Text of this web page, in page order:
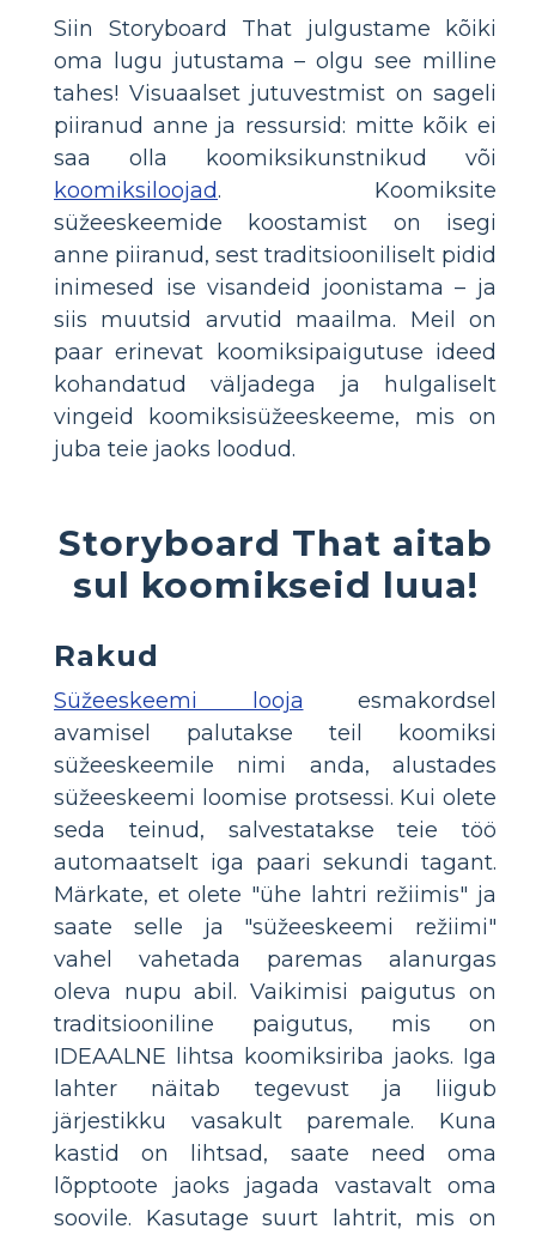
Siin Storyboard That julgustame kõiki
oma lugu jutustama – olgu see milline
tahes! Visuaalset jutuvestmist on sageli
piiranud anne ja ressursid: mitte kõik ei
saa olla koomiksikunstnikud või
koomiksiloojad. Koomiksite
süžeeskeemide koostamist on isegi
anne piiranud, sest traditsiooniliselt pidid
inimesed ise visandeid joonistama – ja
siis muutsid arvutid maailma. Meil ​​on
paar erinevat koomiksipaigutuse ideed
kohandatud väljadega ja hulgaliselt
vingeid koomiksisüžeeskeeme, mis on
juba teie jaoks loodud.
Storyboard That aitab
sul koomikseid luua!
Rakud
Süžeeskeemi looja esmakordsel
avamisel palutakse teil koomiksi
süžeeskeemile nimi anda, alustades
süžeeskeemi loomise protsessi. Kui olete
seda teinud, salvestatakse teie töö
automaatselt iga paari sekundi tagant.
Märkate, et olete "ühe lahtri režiimis" ja
saate selle ja "süžeeskeemi režiimi"
vahel vahetada paremas alanurgas
oleva nupu abil. Vaikimisi paigutus on
traditsiooniline paigutus, mis on
IDEAALNE lihtsa koomiksiriba jaoks. Iga
lahter näitab tegevust ja liigub
järjestikku vasakult paremale. Kuna
kastid on lihtsad, saate need oma
lõpptoote jaoks jagada vastavalt oma
soovile. Kasutage suurt lahtrit, mis on